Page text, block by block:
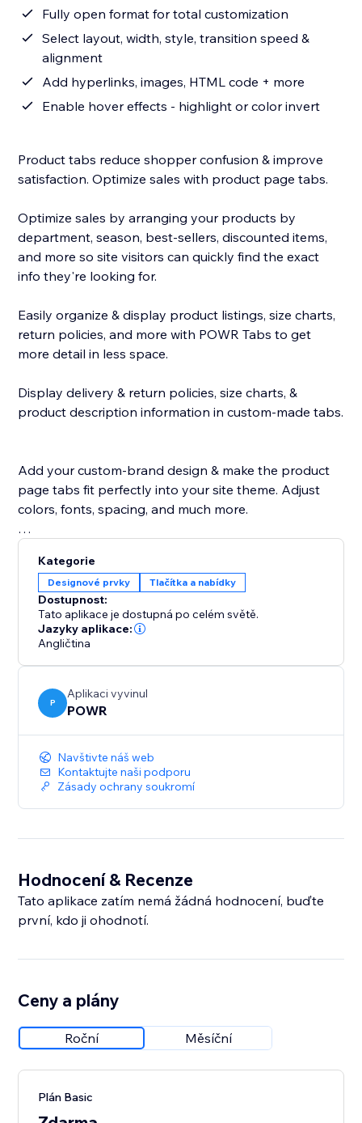
Fully open format for total customization
Select layout, width, style, transition speed &
alignment
Add hyperlinks, images, HTML code + more
Enable hover effects - highlight or color invert
Product tabs reduce shopper confusion & improve
satisfaction. Optimize sales with product page tabs.
Optimize sales by arranging your products by
department, season, best-sellers, discounted items,
and more so site visitors can quickly find the exact
info they're looking for.
Easily organize & display product listings, size charts,
return policies, and more with POWR Tabs to get
more detail in less space.
Display delivery & return policies, size charts, &
product description information in custom-made tabs.
Add your custom-brand design & make the product
page tabs fit perfectly into your site theme. Adjust
colors, fonts, spacing, and much more.
Kategorie
Designové prvky Tlačítka a nabídky
Dostupnost:
Tato aplikace je dostupná po celém světě.
Jazyky aplikace:
Angličtina
P
Aplikaci vyvinul
POWR
Navštivte náš web
Kontaktujte naši podporu
Zásady ochrany soukromí
Hodnocení & Recenze
Tato aplikace zatím nemá žádná hodnocení, buďte
první, kdo ji ohodnotí.
Ceny a plány
Roční Měsíční
Plán Basic